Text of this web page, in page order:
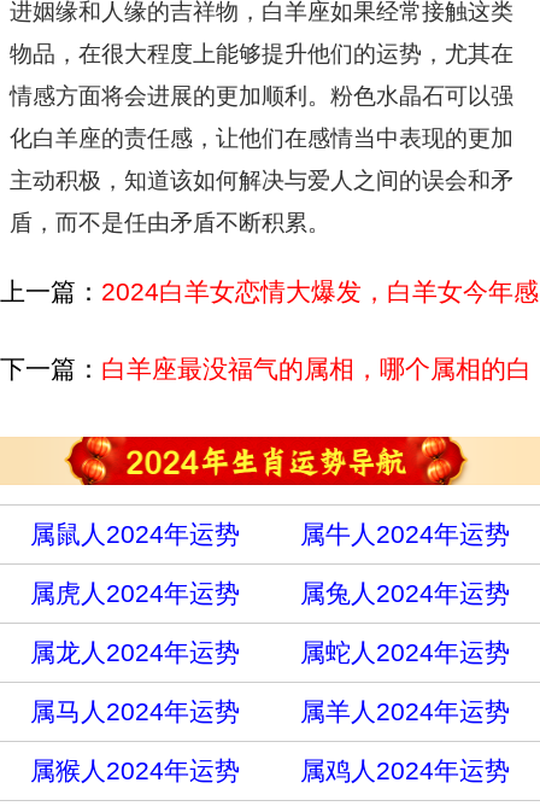
进姻缘和人缘的吉祥物，白羊座如果经常接触这类
物品，在很大程度上能够提升他们的运势，尤其在
情感方面将会进展的更加顺利。粉色水晶石可以强
化白羊座的责任感，让他们在感情当中表现的更加
主动积极，知道该如何解决与爱人之间的误会和矛
盾，而不是任由矛盾不断积累。
上一篇： 2024白羊女恋情大爆发，白羊女今年感
下一篇： 白羊座最没福气的属相，哪个属相的白
属鼠人2024年运势 属牛人2024年运势
属虎人2024年运势 属兔人2024年运势
属龙人2024年运势 属蛇人2024年运势
属马人2024年运势 属羊人2024年运势
属猴人2024年运势 属鸡人2024年运势